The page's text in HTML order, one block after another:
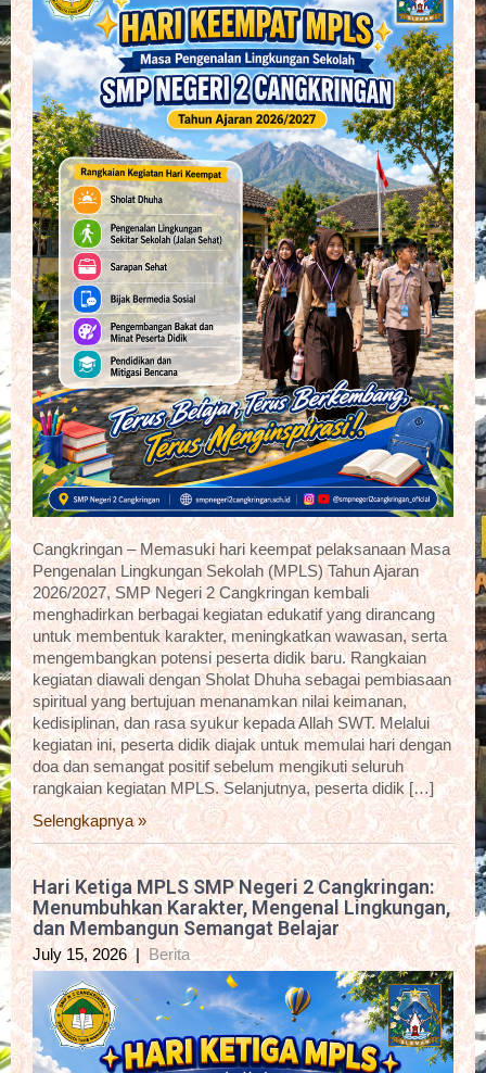
Cangkringan – Memasuki hari keempat pelaksanaan Masa
Pengenalan Lingkungan Sekolah (MPLS) Tahun Ajaran
2026/2027, SMP Negeri 2 Cangkringan kembali
menghadirkan berbagai kegiatan edukatif yang dirancang
untuk membentuk karakter, meningkatkan wawasan, serta
mengembangkan potensi peserta didik baru. Rangkaian
kegiatan diawali dengan Sholat Dhuha sebagai pembiasaan
spiritual yang bertujuan menanamkan nilai keimanan,
kedisiplinan, dan rasa syukur kepada Allah SWT. Melalui
kegiatan ini, peserta didik diajak untuk memulai hari dengan
doa dan semangat positif sebelum mengikuti seluruh
rangkaian kegiatan MPLS. Selanjutnya, peserta didik […]
Selengkapnya »
Hari Ketiga MPLS SMP Negeri 2 Cangkringan:
Menumbuhkan Karakter, Mengenal Lingkungan,
dan Membangun Semangat Belajar
July 15, 2026 |Berita